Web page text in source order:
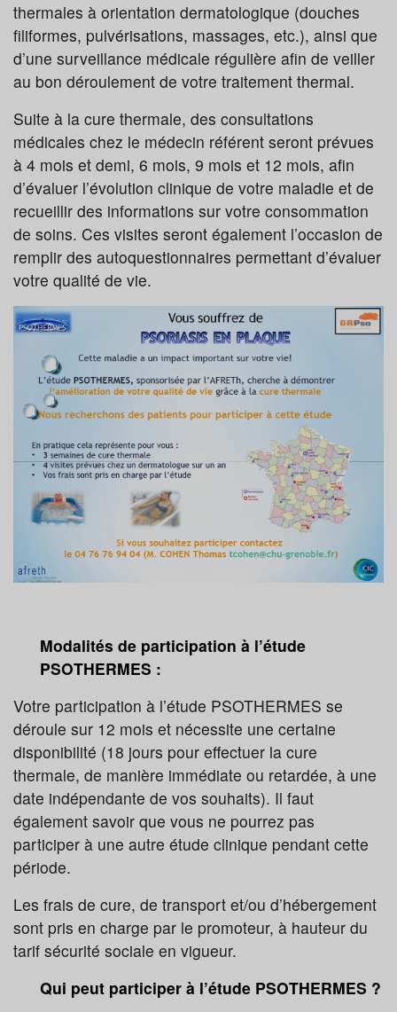
thermales à orientation dermatologique (douches
filiformes, pulvérisations, massages, etc.), ainsi que
d’une surveillance médicale régulière afin de veiller
au bon déroulement de votre traitement thermal.
Suite à la cure thermale, des consultations
médicales chez le médecin référent seront prévues
à 4 mois et demi, 6 mois, 9 mois et 12 mois, afin
d’évaluer l’évolution clinique de votre maladie et de
recueillir des informations sur votre consommation
de soins. Ces visites seront également l’occasion de
remplir des autoquestionnaires permettant d’évaluer
votre qualité de vie.
Modalités de participation à l’étude
PSOTHERMES :
Votre participation à l’étude PSOTHERMES se
déroule sur 12 mois et nécessite une certaine
disponibilité (18 jours pour effectuer la cure
thermale, de manière immédiate ou retardée, à une
date indépendante de vos souhaits). Il faut
également savoir que vous ne pourrez pas
participer à une autre étude clinique pendant cette
période.
Les frais de cure, de transport et/ou d’hébergement
sont pris en charge par le promoteur, à hauteur du
tarif sécurité sociale en vigueur.
Qui peut participer à l’étude PSOTHERMES ?